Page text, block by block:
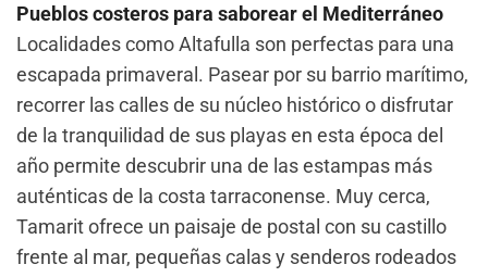
Pueblos costeros para saborear el Mediterráneo
Localidades como Altafulla son perfectas para una
escapada primaveral. Pasear por su barrio marítimo,
recorrer las calles de su núcleo histórico o disfrutar
de la tranquilidad de sus playas en esta época del
año permite descubrir una de las estampas más
auténticas de la costa tarraconense. Muy cerca,
Tamarit ofrece un paisaje de postal con su castillo
frente al mar, pequeñas calas y senderos rodeados